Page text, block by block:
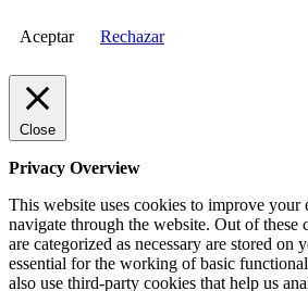
Aceptar Rechazar
Close
Privacy Overview
This website uses cookies to improve your
navigate through the website. Out of these
are categorized as necessary are stored on
essential for the working of basic
also use third-party cookies that help us